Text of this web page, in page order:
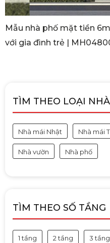
Mẫu nhà phố mặt tiền
với gia đình trẻ |
TÌM THEO LOẠI NHÀ
Nhà mái Nhật Nhà mái
Nhà vườn Nhà phố
TÌM THEO SỐ TẦNG
1 tầng 2 tầng 3 tầng